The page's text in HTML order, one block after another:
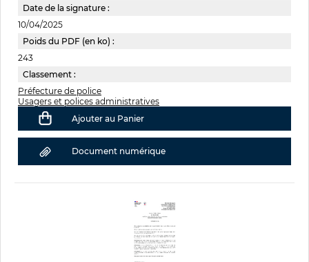
Date de la signature :
10/04/2025
Poids du PDF (en ko) :
243
Classement :
Préfecture de police
Usagers et polices administratives
Ajouter au Panier
Document numérique